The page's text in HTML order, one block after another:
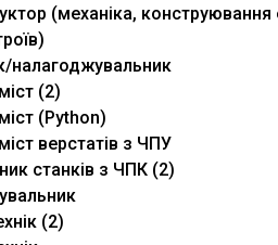
(механіка, конструювання
налагоджувальник
(2)
(Python)
верстатів з ЧПУ
станків з ЧПК (2)
(2)